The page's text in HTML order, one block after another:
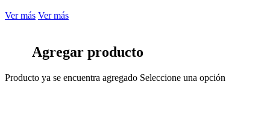
Ver más Ver más
Agregar producto
Producto ya se encuentra agregado Seleccione una opción